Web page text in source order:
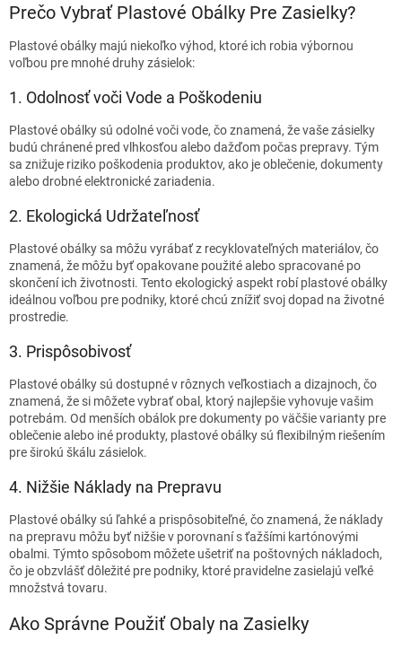
Prečo Vybrať Plastové Obálky Pre Zasielky?
Plastové obálky majú niekoľko výhod, ktoré ich robia výbornou
voľbou pre mnohé druhy zásielok:
1. Odolnosť voči Vode a Poškodeniu
Plastové obálky sú odolné voči vode, čo znamená, že vaše zásielky
budú chránené pred vlhkosťou alebo dažďom počas prepravy. Tým
sa znižuje riziko poškodenia produktov, ako je oblečenie, dokumenty
alebo drobné elektronické zariadenia.
2. Ekologická Udržateľnosť
Plastové obálky sa môžu vyrábať z recyklovateľných materiálov, čo
znamená, že môžu byť opakovane použité alebo spracované po
skončení ich životnosti. Tento ekologický aspekt robí plastové obálky
ideálnou voľbou pre podniky, ktoré chcú znížiť svoj dopad na životné
prostredie.
3. Prispôsobivosť
Plastové obálky sú dostupné v rôznych veľkostiach a dizajnoch, čo
znamená, že si môžete vybrať obal, ktorý najlepšie vyhovuje vašim
potrebám. Od menších obálok pre dokumenty po väčšie varianty pre
oblečenie alebo iné produkty, plastové obálky sú flexibilným riešením
pre širokú škálu zásielok.
4. Nižšie Náklady na Prepravu
Plastové obálky sú ľahké a prispôsobiteľné, čo znamená, že náklady
na prepravu môžu byť nižšie v porovnaní s ťažšími kartónovými
obalmi. Týmto spôsobom môžete ušetriť na poštovných nákladoch,
čo je obzvlášť dôležité pre podniky, ktoré pravidelne zasielajú veľké
množstvá tovaru.
Ako Správne Použiť Obaly na Zasielky